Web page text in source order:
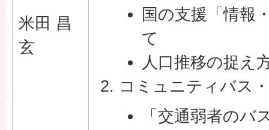
米田 昌
玄
国の支援「情報
て
人口推移の捉え
コミュニティバス
「交通弱者のバ